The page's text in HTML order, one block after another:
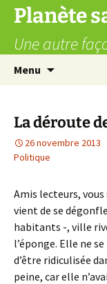
Aller
contenu
Planète
Une autre
Menu
La déroute
26 novembre 2013
Politique
Amis lecteurs,
vient de se
habitants -, ville
l’éponge. Elle ne
d’être ridiculisée
peine, car elle